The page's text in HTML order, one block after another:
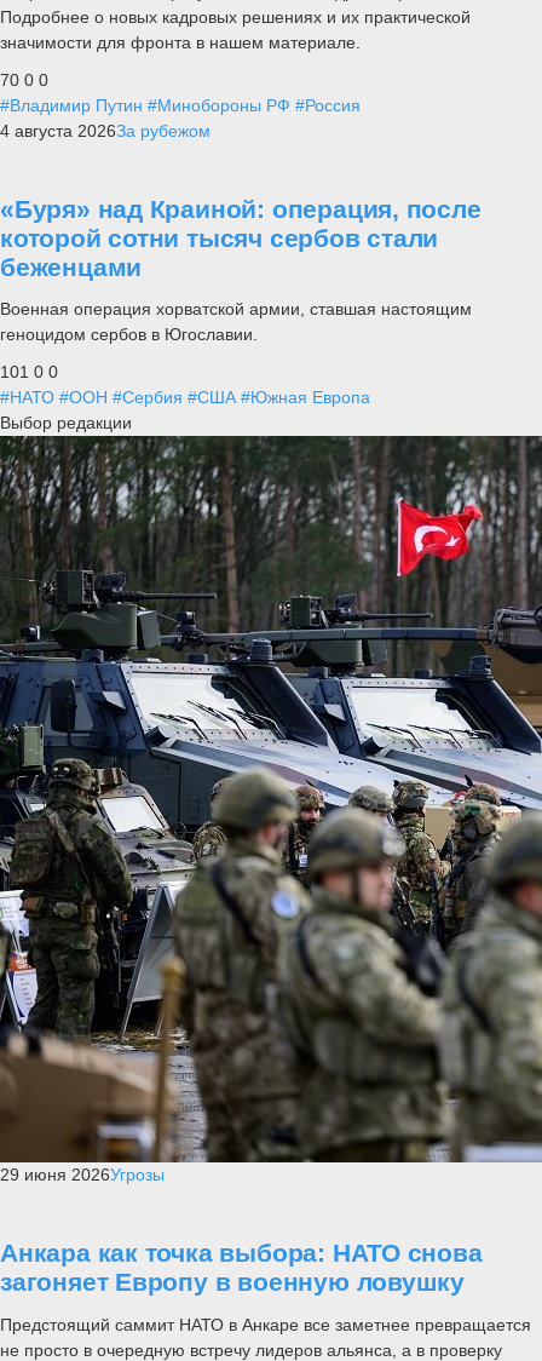
Подробнее о новых кадровых решениях и их практической
значимости для фронта в нашем материале.
70 0 0
#Владимир Путин #Минобороны РФ #Россия
4 августа 2026За рубежом
«Буря» над Краиной: операция, после
которой сотни тысяч сербов стали
беженцами
Военная операция хорватской армии, ставшая настоящим
геноцидом сербов в Югославии.
101 0 0
#НАТО #ООН #Сербия #США #Южная Европа
Выбор редакции
29 июня 2026Угрозы
Анкара как точка выбора: НАТО снова
загоняет Европу в военную ловушку
Предстоящий саммит НАТО в Анкаре все заметнее превращается
не просто в очередную встречу лидеров альянса, а в проверку